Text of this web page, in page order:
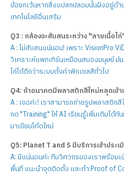
ข้อยกเว้นหากสิ่งแปลกปลอมนั้นฝังอยู่ด้า
เทคโนโลยีอื่นเสริม
Q3 : กล้องจะสับสนระหว่าง "ลายเนื้อไ
A : ไม่สับสนแน่นอน! เพราะ VisionPro
วิเคราะห์แพทเทิร์นเหมือนสมองมนุษย์ มั
ไก่ได้ดีกว่าระบบตั้งค่าพิกเซลสีทั่วไป
Q4: ถ้าอนาคตมีพลาสติกสีใหม่หลุดเข้า
A : เจอค่ะ! เราสามารถถ่ายรูปพลาสติก
กด "Training" ให้ AI เรียนรู้เพิ่มเติมได้
มาเขียนโค้ดใหม่
Q5: Planet T and S มีบริการเข้าประ
A: มีแน่นอนค่ะ ทีมวิศวกรของเราพร้อมเ
พื้นที่ แนะนำจุดติดตั้ง และทำ Proof of